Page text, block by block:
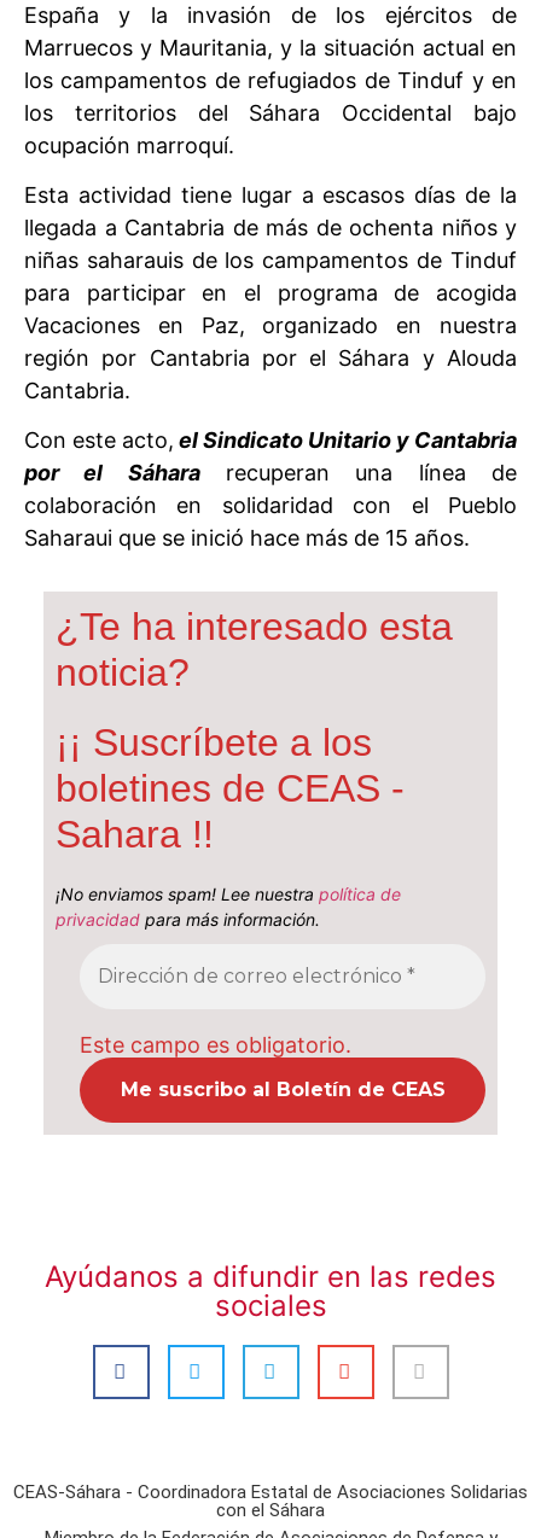
España y la invasión de los ejércitos de
Marruecos y Mauritania, y la situación actual en
los campamentos de refugiados de Tinduf y en
los territorios del Sáhara Occidental bajo
ocupación marroquí.
Esta actividad tiene lugar a escasos días de la
llegada a Cantabria de más de ochenta niños y
niñas saharauis de los campamentos de Tinduf
para participar en el programa de acogida
Vacaciones en Paz, organizado en nuestra
región por Cantabria por el Sáhara y Alouda
Cantabria.
Con este acto, el Sindicato Unitario y Cantabria
por el Sáhararecuperan una línea de
colaboración en solidaridad con el Pueblo
Saharaui que se inició hace más de 15 años.
¿Te ha interesado esta
noticia?
¡¡ Suscríbete a los
boletines de CEAS -
Sahara !!
¡No enviamos spam! Lee nuestra política de
privacidad para más información.
Este campo es obligatorio.
Ayúdanos a difundir en las redes
sociales
CEAS-Sáhara - Coordinadora Estatal de Asociaciones Solidarias
con el Sáhara